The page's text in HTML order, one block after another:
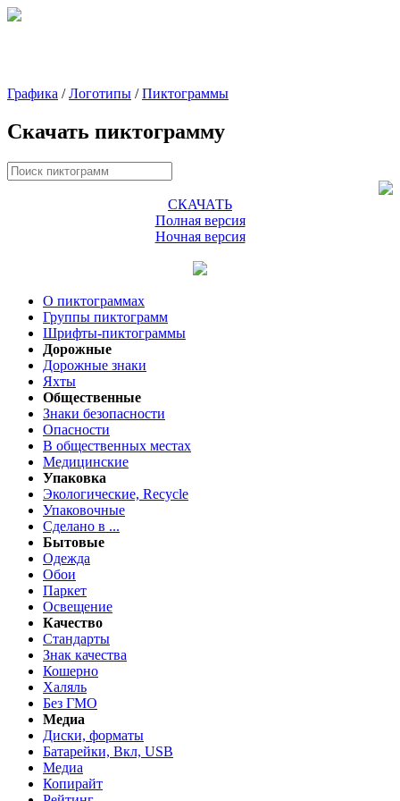
Графика /Логотипы /Пиктограммы
Скачать пиктограмму
СКАЧАТЬ
Полная версия
Ночная версия
О пиктограммах
Группы пиктограмм
Шрифты-пиктограммы
Дорожные
Дорожные знаки
Яхты
Общественные
Знаки безопасности
Опасности
В общественных местах
Медицинские
Упаковка
Экологические, Recycle
Упаковочные
Сделано в ...
Бытовые
Одежда
Обои
Паркет
Освещение
Качество
Стандарты
Знак качества
Кошерно
Халяль
Без ГМО
Медиа
Диски, форматы
Батарейки, Вкл, USB
Медиа
Копирайт